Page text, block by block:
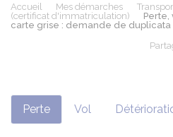
Accueil Mes démarches
(certificat d'immatriculation)
carte grise : demande de duplicata
Perte Vol